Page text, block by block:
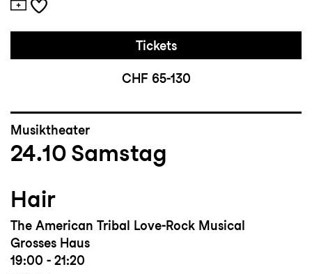
Tickets
CHF 65-130
Musiktheater
24.10 Samstag
Hair
The American Tribal Love-Rock Musical
Grosses Haus
19:00 - 21:20